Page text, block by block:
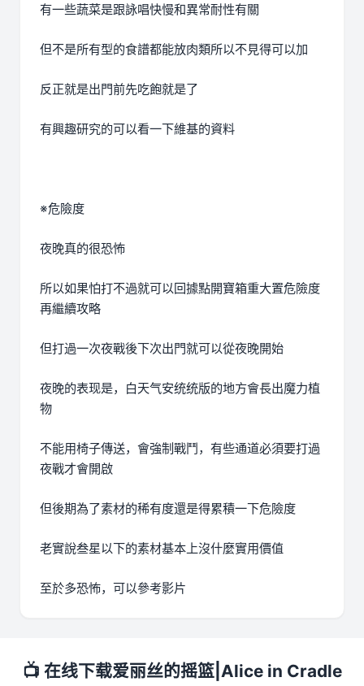
有一些蔬菜是跟詠唱快慢和異常耐性有關
但不是所有型的食譜都能放肉類所以不見得可以加
反正就是出門前先吃飽就是了
有興趣研究的可以看一下維基的資料
※危險度
夜晚真的很恐怖
所以如果怕打不過就可以回據點開寶箱重大置危險度
再繼續攻略
但打過一次夜戰後下次出門就可以從夜晚開始
夜晚的表现是，白天气安统统版的地方會長出魔力植
物
不能用椅子傳送，會強制戰鬥，有些通道必須要打過
夜戰才會開啟
但後期為了素材的稀有度還是得累積一下危險度
老實說叁星以下的素材基本上沒什麼實用價值
至於多恐怖，可以參考影片
📺 在线下载爱丽丝的摇篮|Alice in Cradle